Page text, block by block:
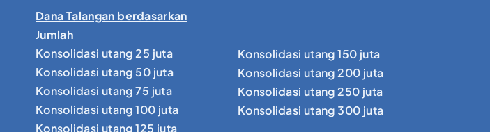
Dana Talangan berdasarkan
Jumlah
Konsolidasi utang 25 juta
Konsolidasi utang 50 juta
Konsolidasi utang 75 juta
Konsolidasi utang 100 juta
Konsolidasi utang 125 juta
Konsolidasi utang 150 juta
Konsolidasi utang 200 juta
Konsolidasi utang 250 juta
Konsolidasi utang 300 juta